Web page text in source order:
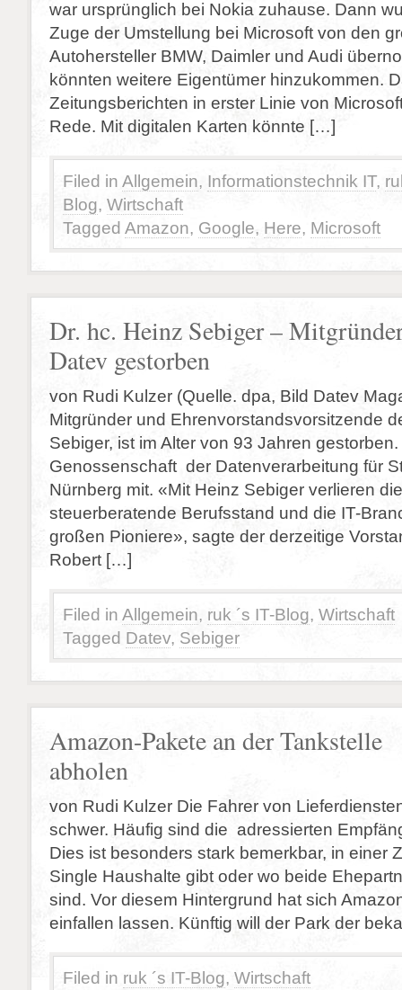
war ursprünglich bei Nokia zuhause. Dann
Zuge der Umstellung bei Microsoft von den
Autohersteller BMW, Daimler und Audi
könnten weitere Eigentümer hinzukommen.
Zeitungsberichten in erster Linie von
Rede. Mit digitalen Karten könnte […]
Filed in Allgemein, Informationstechnik IT,
Blog, Wirtschaft
Tagged Amazon, Google, Here, Microsoft
Dr. hc. Heinz Sebiger –
Datev gestorben
von Rudi Kulzer (Quelle. dpa, Bild Datev
Mitgründer und Ehrenvorstandsvorsitzende
Sebiger, ist im Alter von 93 Jahren
Genossenschaft der Datenverarbeitung für
Nürnberg mit. «Mit Heinz Sebiger verlieren
steuerberatende Berufsstand und die IT-
großen Pioniere», sagte der derzeitige
Robert […]
Filed in Allgemein, ruk ´s IT-Blog, Wirtschaft
Tagged Datev, Sebiger
Amazon-Pakete an der Tankstelle
abholen
von Rudi Kulzer Die Fahrer von
schwer. Häufig sind die adressierten
Dies ist besonders stark bemerkbar, in einer
Single Haushalte gibt oder wo beide
sind. Vor diesem Hintergrund hat sich
einfallen lassen. Künftig will der Park der
Filed in ruk ´s IT-Blog, Wirtschaft